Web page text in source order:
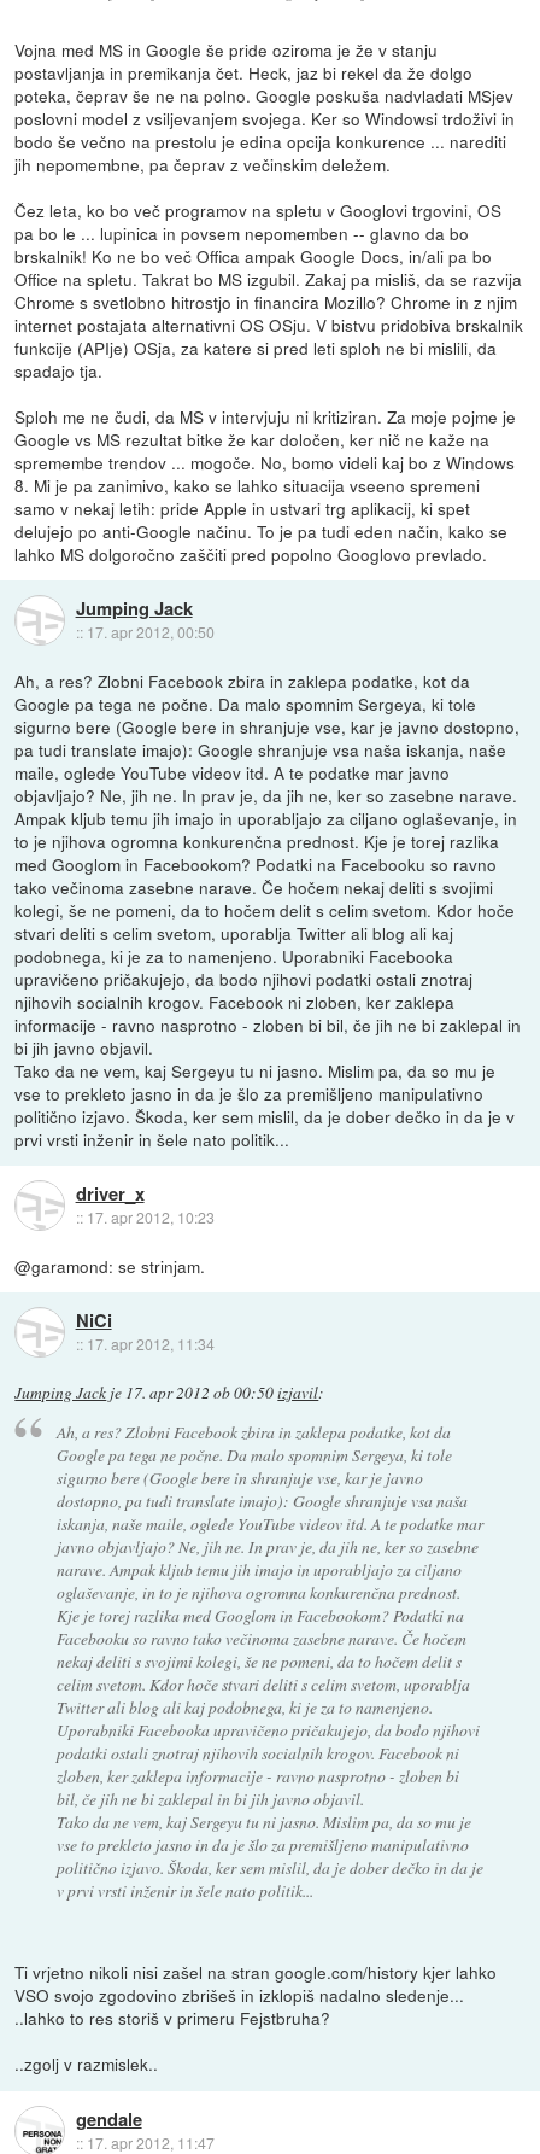
Vojna med MS in Google še pride oziroma je že v stanju
postavljanja in premikanja čet. Heck, jaz bi rekel da že dolgo
poteka, čeprav še ne na polno. Google poskuša nadvladati MSjev
poslovni model z vsiljevanjem svojega. Ker so Windowsi trdoživi in
bodo še večno na prestolu je edina opcija konkurence ... narediti
jih nepomembne, pa čeprav z večinskim deležem.
Čez leta, ko bo več programov na spletu v Googlovi trgovini, OS
pa bo le ... lupinica in povsem nepomemben -- glavno da bo
brskalnik! Ko ne bo več Offica ampak Google Docs, in/ali pa bo
Office na spletu. Takrat bo MS izgubil. Zakaj pa misliš, da se razvija
Chrome s svetlobno hitrostjo in financira Mozillo? Chrome in z njim
internet postajata alternativni OS OSju. V bistvu pridobiva brskalnik
funkcije (APIje) OSja, za katere si pred leti sploh ne bi mislili, da
spadajo tja.
Sploh me ne čudi, da MS v intervjuju ni kritiziran. Za moje pojme je
Google vs MS rezultat bitke že kar določen, ker nič ne kaže na
spremembe trendov ... mogoče. No, bomo videli kaj bo z Windows
8. Mi je pa zanimivo, kako se lahko situacija vseeno spremeni
samo v nekaj letih: pride Apple in ustvari trg aplikacij, ki spet
delujejo po anti-Google načinu. To je pa tudi eden način, kako se
lahko MS dolgoročno zaščiti pred popolno Googlovo prevlado.
Jumping Jack
:: 17. apr 2012, 00:50
Ah, a res? Zlobni Facebook zbira in zaklepa podatke, kot da
Google pa tega ne počne. Da malo spomnim Sergeya, ki tole
sigurno bere (Google bere in shranjuje vse, kar je javno dostopno,
pa tudi translate imajo): Google shranjuje vsa naša iskanja, naše
maile, oglede YouTube videov itd. A te podatke mar javno
objavljajo? Ne, jih ne. In prav je, da jih ne, ker so zasebne narave.
Ampak kljub temu jih imajo in uporabljajo za ciljano oglaševanje, in
to je njihova ogromna konkurenčna prednost. Kje je torej razlika
med Googlom in Facebookom? Podatki na Facebooku so ravno
tako večinoma zasebne narave. Če hočem nekaj deliti s svojimi
kolegi, še ne pomeni, da to hočem delit s celim svetom. Kdor hoče
stvari deliti s celim svetom, uporablja Twitter ali blog ali kaj
podobnega, ki je za to namenjeno. Uporabniki Facebooka
upravičeno pričakujejo, da bodo njihovi podatki ostali znotraj
njihovih socialnih krogov. Facebook ni zloben, ker zaklepa
informacije - ravno nasprotno - zloben bi bil, če jih ne bi zaklepal in
bi jih javno objavil.
Tako da ne vem, kaj Sergeyu tu ni jasno. Mislim pa, da so mu je
vse to prekleto jasno in da je šlo za premišljeno manipulativno
politično izjavo. Škoda, ker sem mislil, da je dober dečko in da je v
prvi vrsti inženir in šele nato politik...
driver_x
:: 17. apr 2012, 10:23
@garamond: se strinjam.
NiCi
:: 17. apr 2012, 11:34
Jumping Jack je 17. apr 2012 ob 00:50izjavil:
Ah, a res? Zlobni Facebook zbira in zaklepa podatke, kot da
Google pa tega ne počne. Da malo spomnim Sergeya, ki tole
sigurno bere (Google bere in shranjuje vse, kar je javno
dostopno, pa tudi translate imajo): Google shranjuje vsa naša
iskanja, naše maile, oglede YouTube videov itd. A te podatke mar
javno objavljajo? Ne, jih ne. In prav je, da jih ne, ker so zasebne
narave. Ampak kljub temu jih imajo in uporabljajo za ciljano
oglaševanje, in to je njihova ogromna konkurenčna prednost.
Kje je torej razlika med Googlom in Facebookom? Podatki na
Facebooku so ravno tako večinoma zasebne narave. Če hočem
nekaj deliti s svojimi kolegi, še ne pomeni, da to hočem delit s
celim svetom. Kdor hoče stvari deliti s celim svetom, uporablja
Twitter ali blog ali kaj podobnega, ki je za to namenjeno.
Uporabniki Facebooka upravičeno pričakujejo, da bodo njihovi
podatki ostali znotraj njihovih socialnih krogov. Facebook ni
zloben, ker zaklepa informacije - ravno nasprotno - zloben bi
bil, če jih ne bi zaklepal in bi jih javno objavil.
Tako da ne vem, kaj Sergeyu tu ni jasno. Mislim pa, da so mu je
vse to prekleto jasno in da je šlo za premišljeno manipulativno
politično izjavo. Škoda, ker sem mislil, da je dober dečko in da je
v prvi vrsti inženir in šele nato politik...
Ti vrjetno nikoli nisi zašel na stran google.com/history kjer lahko
VSO svojo zgodovino zbrišeš in izklopiš nadalno sledenje...
..lahko to res storiš v primeru Fejstbruha?
..zgolj v razmislek..
gendale
:: 17. apr 2012, 11:47